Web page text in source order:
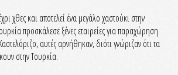
χθες και αποτελεί ένα μεγάλο χαστούκι στην
προσκάλεσε ξένες εταιρείες για παραχώρηση
αυτές αρνήθηκαν, διότι γνώριζαν ότι τα
στην Τουρκία.